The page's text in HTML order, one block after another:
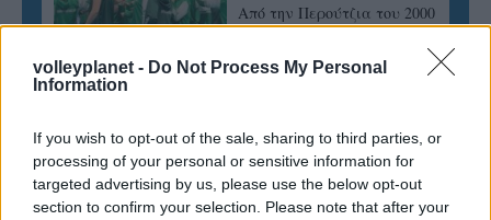
volleyplanet - Do Not Process My Personal
Information
If you wish to opt-out of the sale, sharing to third parties, or
processing of your personal or sensitive information for
targeted advertising by us, please use the below opt-out
section to confirm your selection. Please note that after your
Από την Περούτζια του 2000
στο σήμερα: Tο τρίτο
Παναθηναϊκού με την
ΗΛΙΑΣ ΠΑΠΑΪΩΑΝΝΟΥ
08/03/2026